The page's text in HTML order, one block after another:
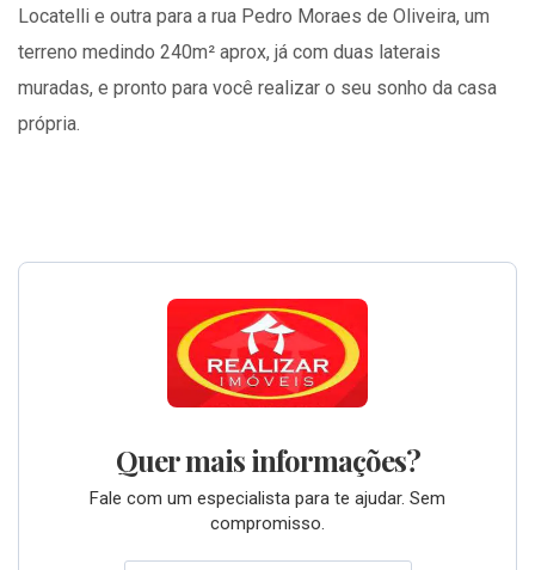
Locatelli e outra para a rua Pedro Moraes de Oliveira, um
terreno medindo 240m² aprox, já com duas laterais
muradas, e pronto para você realizar o seu sonho da casa
própria.
Quer mais informações?
Fale com um especialista para te ajudar. Sem
compromisso.